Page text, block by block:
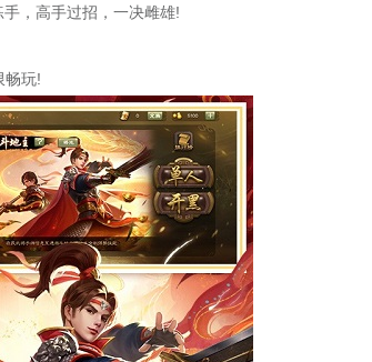
，高手过招，一决雌雄!
畅玩!